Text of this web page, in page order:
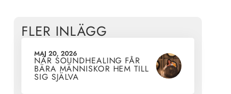
FLER INLÄGG
MAJ 20, 2026
NÄR SOUNDHEALING FÅR
BÄRA MÄNNISKOR HEM TILL
SIG SJÄLVA